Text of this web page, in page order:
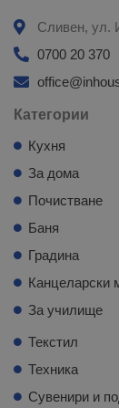
Сливен, ул.
0700 20 370
Категории
Кухня
За дома
Почистване
Баня
Градина
Канцеларски
За училище
Текстил
Техника
Сувенири и